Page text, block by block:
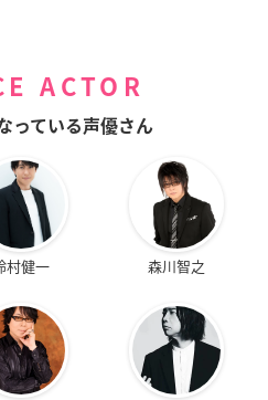
ACTOR
っている声優さん
村健一 森川智之